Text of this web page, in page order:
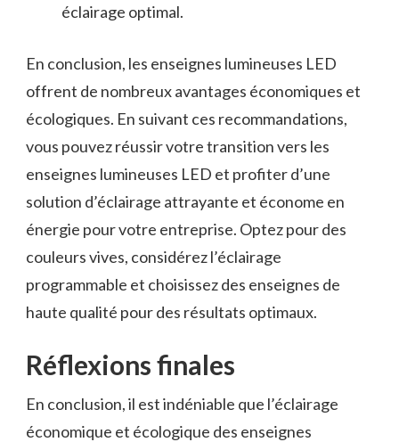
éclairage optimal.
En conclusion, les enseignes lumineuses LED
offrent de ‌nombreux avantages⁤ économiques et
écologiques. En suivant ces​ recommandations,
vous pouvez réussir votre⁤ transition vers les
enseignes lumineuses ‌LED et profiter d’une
solution d’éclairage attrayante et économe en
énergie pour⁤ votre ⁤entreprise. Optez pour des
couleurs vives,⁤ considérez l’éclairage
programmable ‍et choisissez des ‌enseignes ​de​
haute qualité pour des résultats optimaux.⁢
Réflexions finales
En conclusion, il est indéniable que ​l’éclairage⁢
économique et écologique des enseignes⁤